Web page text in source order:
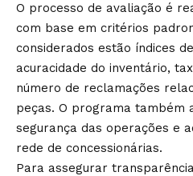
O processo de avaliação é
com base em critérios
considerados estão índices
acuracidade do inventário,
número de reclamações
peças. O programa também
segurança das operações e
rede de concessionárias.
Para assegurar